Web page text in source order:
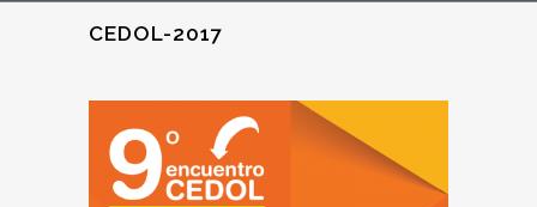
CEDOL-2017